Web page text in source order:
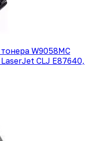
W9058MC
CLJ E87640,